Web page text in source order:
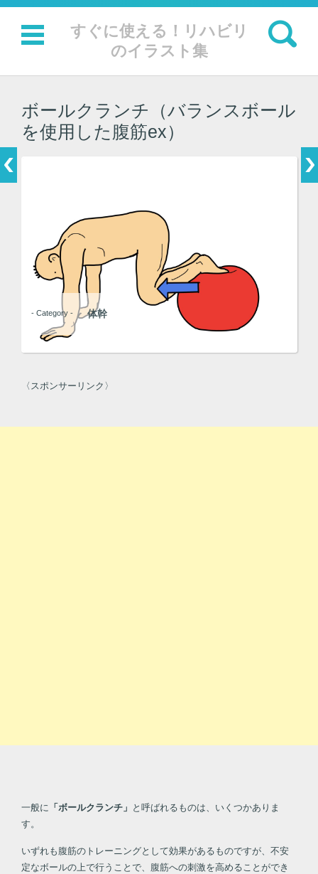
すぐに使える！リハビリ
のイラスト集
検索:
コンテンツに移動
ボールクランチ（バランスボール
を使用した腹筋ex）
- Category - 体幹
〈スポンサーリンク〉
一般に 「ボールクランチ」 と呼ばれるものは、いくつかありま
す。
いずれも腹筋のトレーニングとして効果があるものですが、不安
定なボールの上で行うことで、腹筋への刺激を高めることができ